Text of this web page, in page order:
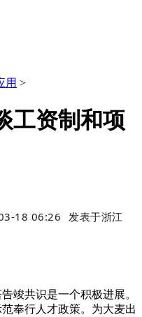
用 >
工资制和项
18 06:26 发表于浙江
共识是一个积极进展。
奉行人才政策。为大麦出